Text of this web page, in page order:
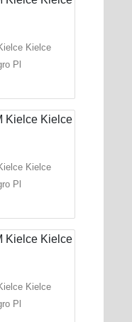
Kielce
Pl
Kielce
Pl
Kielce
Pl